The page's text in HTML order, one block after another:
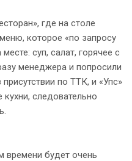
где на столе
которое «по запросу
суп, салат, горячее с
менеджера и попросили
по ТТК, и «Упс»
следовательно
будет очень